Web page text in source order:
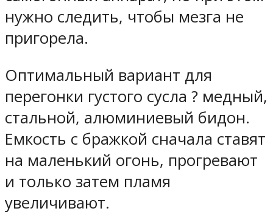
нужно следить, чтобы мезга не
пригорела.
Оптимальный вариант для
перегонки густого сусла ? медный,
стальной, алюминиевый бидон.
Емкость с бражкой сначала ставят
на маленький огонь, прогревают
и только затем пламя
увеличивают.